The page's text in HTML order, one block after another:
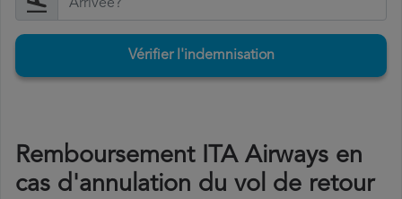
Vérifier l'indemnisation
Remboursement ITA Airways en
cas d'annulation du vol de retour